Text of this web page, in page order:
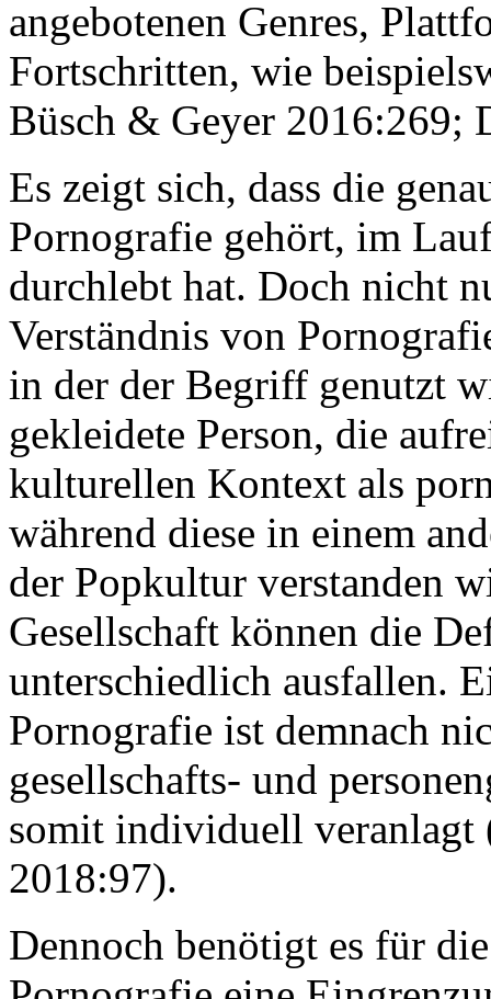
angebotenen Genres,
Fortschritten, wie
Büsch & Geyer 2016:269;
Es zeigt sich, dass die
Pornografie gehört, im
durchlebt hat. Doch nicht
Verständnis von
in der der Begriff genutzt
gekleidete Person, die
kulturellen Kontext als
während diese in einem
der Popkultur verstanden
Gesellschaft können die
unterschiedlich ausfallen.
Pornografie ist demnach
gesellschafts- und
somit individuell veranlagt
2018:97).
Dennoch benötigt es für